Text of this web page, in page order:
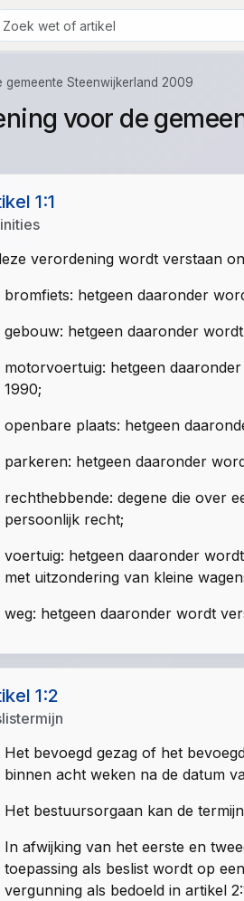
Steenwijkerland 2009
voor de
1:1
verordening wordt verstaan
bromfiets: hetgeen daaronder
gebouw: hetgeen daaronder
motorvoertuig: hetgeen
1990;
openbare plaats: hetgeen
parkeren: hetgeen daaronder
rechthebbende: degene die over
persoonlijk recht;
voertuig: hetgeen daaronder
met uitzondering van kleine
weg: hetgeen daaronder wordt
1:2
Het bevoegd gezag of het
binnen acht weken na de datum
Het bestuursorgaan kan de
In afwijking van het eerste en
toepassing als beslist wordt op
vergunning als bedoeld in artikel